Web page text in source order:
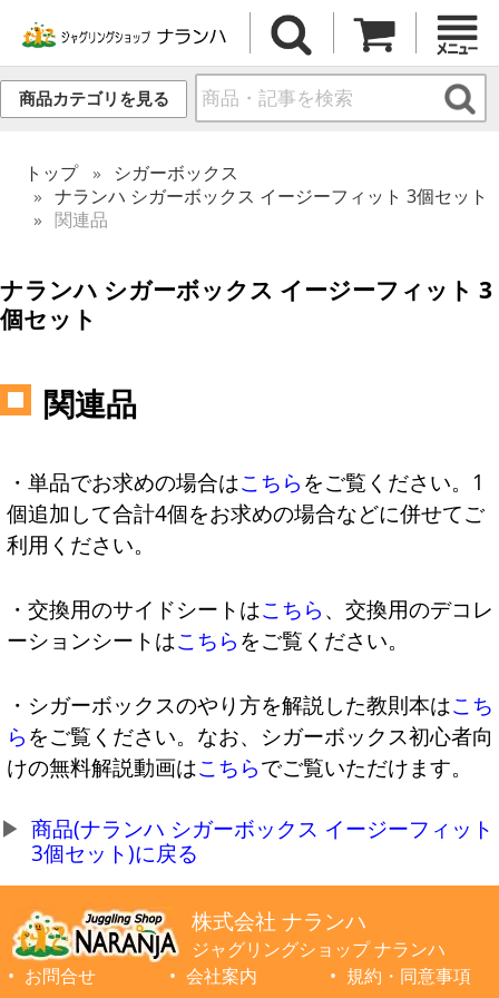
商品カテゴリを見る
トップ
シガーボックス
ナランハ シガーボックス イージーフィット 3個セット
関連品
ナランハ シガーボックス イージーフィット 3
個セット
関連品
・単品でお求めの場合はこちら をご覧ください。1
個追加して合計4個をお求めの場合などに併せてご
利用ください。
・交換用のサイドシートはこちら 、交換用のデコレ
ーションシートはこちら をご覧ください。
・シガーボックスのやり方を解説した教則本はこち
ら をご覧ください。なお、シガーボックス初心者向
けの無料解説動画はこちらでご覧いただけます。
商品(ナランハ シガーボックス イージーフィット
3個セット)に戻る
株式会社 ナランハ
ジャグリングショップ ナランハ
お問合せ
会社案内 規約・同意事項